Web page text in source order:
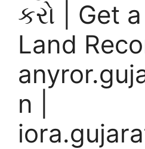
કરો | Get
Land
n |